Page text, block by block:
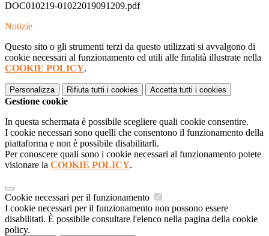
DOC010219-01022019091209.pdf
Notizie
Questo sito o gli strumenti terzi da questo utilizzati si avvalgono di
cookie necessari al funzionamento ed utili alle finalità illustrate nella
COOKIE POLICY.
Personalizza Rifiuta tutti i cookies Accetta tutti i cookies
Gestione cookie
In questa schermata è possibile scegliere quali cookie consentire.
I cookie necessari sono quelli che consentono il funzionamento della
piattaforma e non è possibile disabilitarli.
Per conoscere quali sono i cookie necessari al funzionamento potete
visionare la COOKIE POLICY.
Cookie necessari per il funzionamento
I cookie necessari per il funzionamento non possono essere
disabilitati. È possibile consultare l'elenco nella pagina della cookie
policy.